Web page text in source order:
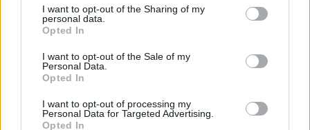
not limited to your visit or usage behaviour. You may click to
grant or deny consent to Google and its third-party tags to
use your data for below specified purposes in below Google
consent section.
I want to opt-out of the Sharing of my
personal data.
Opted In
I want to opt-out of the Sale of my
Personal Data.
Opted In
I want to opt-out of processing my
Personal Data for Targeted Advertising.
Opted In